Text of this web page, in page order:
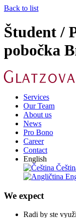
Back to list
Študent /
pobočka
Services
Our Team
About us
News
Pro Bono
Career
Contact
English
We expect
Radi by ste